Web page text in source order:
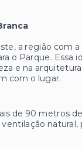
a região com
o Parque. Essa
e na
com o lugar.
de 90 metros
natural,